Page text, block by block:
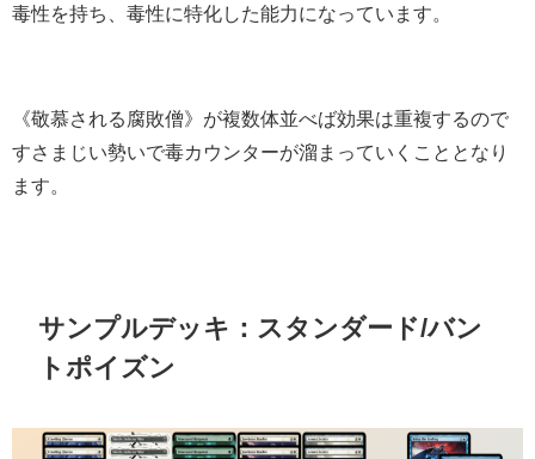
毒性を持ち、毒性に特化した能力になっています。
《敬慕される腐敗僧》が複数体並べば効果は重複するので
すさまじい勢いで毒カウンターが溜まっていくこととなり
ます。
サンプルデッキ：スタンダード/バン
トポイズン